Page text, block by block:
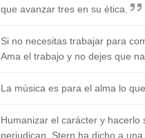
que avanzar tres en su ética.
Si no necesitas trabajar para
Ama el trabajo y no dejes que
La música es para el alma lo
Humanizar el carácter y
perjudican. Stern ha dicho a